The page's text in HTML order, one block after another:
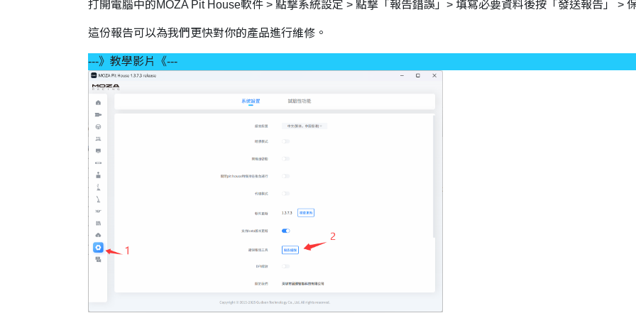
打開電腦中的MOZA Pit House軟件 > 點撃系統設定 > 點撃「報告錯誤」> 填寫必要資料後按「發送報告」 >
這份報告可以為我們更快對你的產品進行維修。
---》教學影片《---